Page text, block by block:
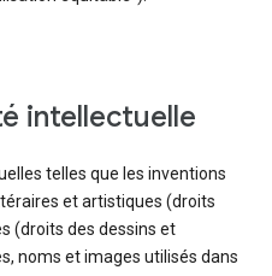
intellectuelle
telles que les inventions
et artistiques (droits
(droits des dessins et
noms et images utilisés dans